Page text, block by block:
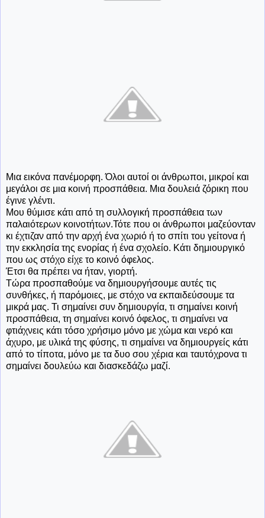
Μια εικόνα πανέμορφη. Όλοι αυτοί οι άνθρωποι, μικροί και
μεγάλοι σε μια κοινή προσπάθεια. Μια δουλειά ζόρικη που
έγινε γλέντι.
Μου θύμισε κάτι από τη συλλογική προσπάθεια των
παλαιότερων κοινοτήτων.Τότε που οι άνθρωποι μαζεύονταν
κι έχτιζαν από την αρχή ένα χωριό ή το σπίτι του γείτονα ή
την εκκλησία της ενορίας ή ένα σχολείο. Κάτι δημιουργικό
που ως στόχο είχε το κοινό όφελος.
Έτσι θα πρέπει να ήταν, γιορτή.
Τώρα προσπαθούμε να δημιουργήσουμε αυτές τις
συνθήκες, ή παρόμοιες, με στόχο να εκπαιδεύσουμε τα
μικρά μας. Τι σημαίνει συν δημιουργία, τι σημαίνει κοινή
προσπάθεια, τη σημαίνει κοινό όφελος, τι σημαίνει να
φτιάχνεις κάτι τόσο χρήσιμο μόνο με χώμα και νερό και
άχυρο, με υλικά της φύσης, τι σημαίνει να δημιουργείς κάτι
από το τίποτα, μόνο με τα δυο σου χέρια και ταυτόχρονα τι
σημαίνει δουλεύω και διασκεδάζω μαζί.